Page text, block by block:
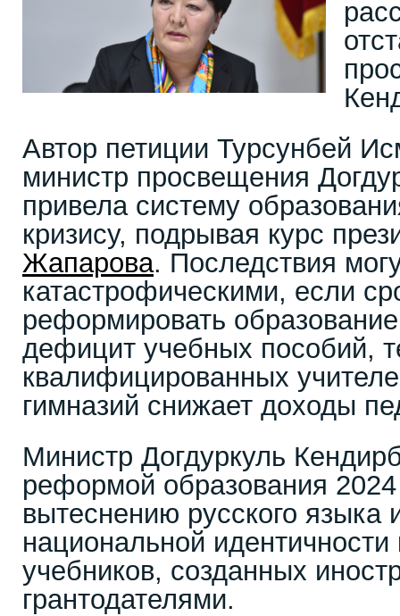
Автор петиции Турсунбей
министр просвещения
привела систему
кризису, подрывая курс
Жапарова. Последствия
катастрофическими, если
реформировать
дефицит учебных пособий,
квалифицированных
гимназий снижает доходы
Министр Догдуркуль
реформой образования 2024
вытеснению русского
национальной идентичности
учебников, созданных
грантодателями.